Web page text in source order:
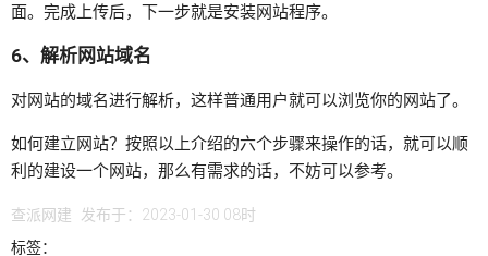
面。完成上传后，下一步就是安装网站程序。
6、解析网站域名
对网站的域名进行解析，这样普通用户就可以浏览你的网站了。
如何建立网站？按照以上介绍的六个步骤来操作的话，就可以顺
利的建设一个网站，那么有需求的话，不妨可以参考。
查派网建
发布于：2023-01-30 08时
标签：